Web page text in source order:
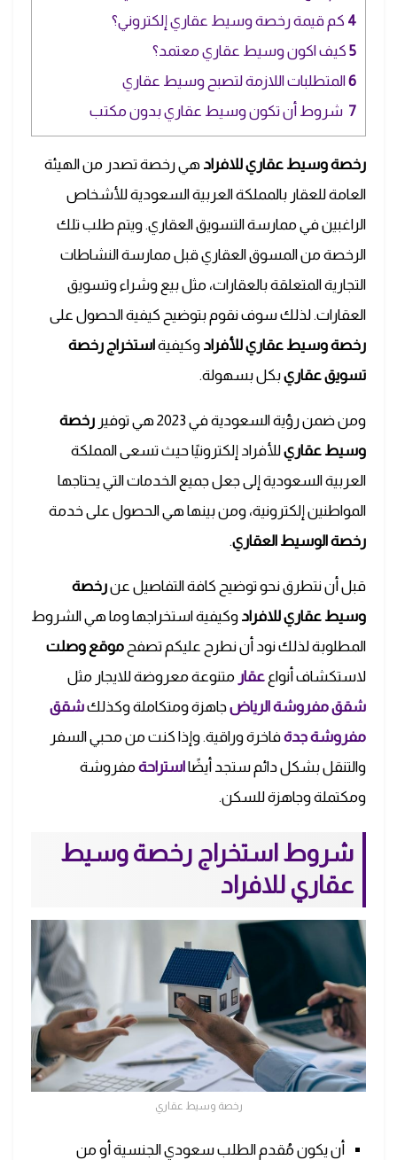
4 كم قيمة رخصة وسيط عقاري إلكتروني؟
5 كيف اكون وسيط عقاري معتمد؟
6المتطلبات اللازمة لتصبح وسيط عقاري
7 شروط أن تكون وسيط عقاري بدون مكتب
رخصة وسيط عقاري للافراد هي رخصة تصدر من الهيئة
العامة للعقار بالمملكة العربية السعودية للأشخاص
الراغبين في ممارسة التسويق العقاري. ويتم طلب تلك
الرخصة من المسوق العقاري قبل ممارسة النشاطات
التجارية المتعلقة بالعقارات، مثل بيع وشراء وتسويق
العقارات. لذلك سوف نقوم بتوضيح كيفية الحصول على
رخصة وسيط عقاري للأفراد وكيفيةاستخراج رخصة
تسويق عقاريبكل بسهولة.
ومن ضمن رؤية السعودية في 2023 هي توفير
رخصة
وسيط عقاريللأفراد إلكترونيًا حيث تسعى المملكة
العربية السعودية إلى جعل جميع الخدمات التي يحتاجها
المواطنين إلكترونية، ومن بينها هي الحصول على خدمة
رخصة الوسيط العقاري.
قبل أن نتطرق نحو توضيح كافة التفاصيل عنرخصة
وسيط عقاري للافراد وكيفية استخراجها وما هي الشروط
المطلوبة لذلك نود أن نطرح عليكم تصفح موقع وصلت
لاستكشاف أنواع عقار متنوعة معروضة للايجار مثل
شقق مفروشة الرياضجاهزة ومتكاملة وكذلكشقق
مفروشة جدةفاخرة وراقية. وإذا كنت من محبي السفر
والتنقل بشكل دائم ستجد أيضًااستراحة مفروشة
ومكتملة وجاهزة للسكن.
شروط استخراج رخصة وسيط
عقاري للافراد
رخصة وسيط عقاري
أن يكون مُقدم الطلب سعودي الجنسية أو من